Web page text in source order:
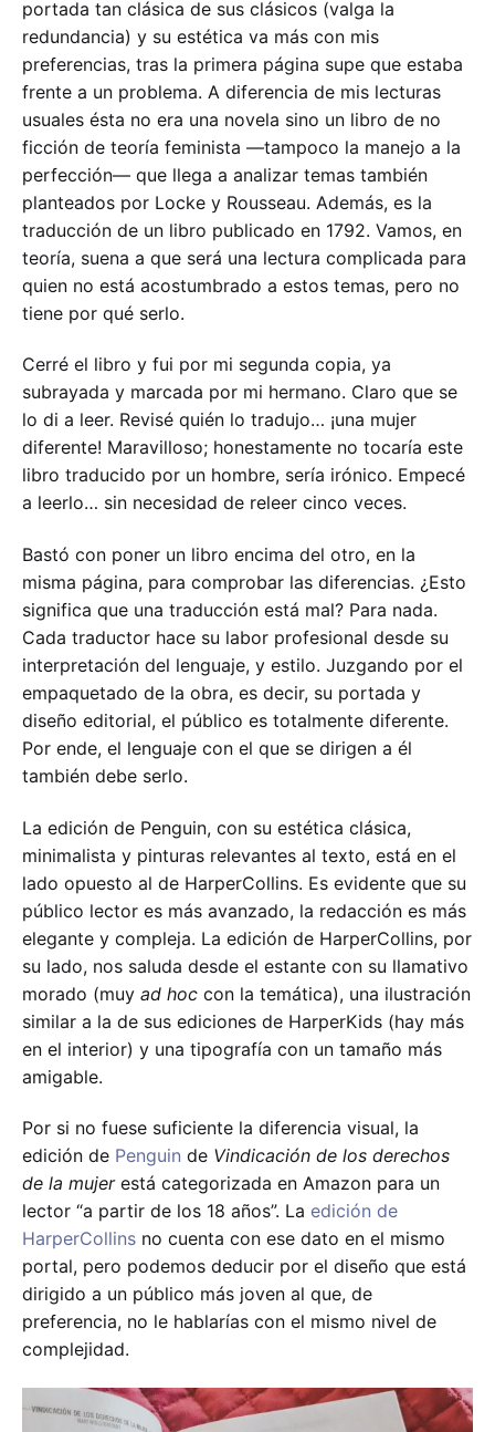
portada tan clásica de sus clásicos (valga la
redundancia) y su estética va más con mis
preferencias, tras la primera página supe que estaba
frente a un problema. A diferencia de mis lecturas
usuales ésta no era una novela sino un libro de no
ficción de teoría feminista —tampoco la manejo a la
perfección— que llega a analizar temas también
planteados por Locke y Rousseau. Además, es la
traducción de un libro publicado en 1792. Vamos, en
teoría, suena a que será una lectura complicada para
quien no está acostumbrado a estos temas, pero no
tiene por qué serlo.
Cerré el libro y fui por mi segunda copia, ya
subrayada y marcada por mi hermano. Claro que se
lo di a leer. Revisé quién lo tradujo… ¡una mujer
diferente! Maravilloso; honestamente no tocaría este
libro traducido por un hombre, sería irónico. Empecé
a leerlo… sin necesidad de releer cinco veces.
Bastó con poner un libro encima del otro, en la
misma página, para comprobar las diferencias. ¿Esto
significa que una traducción está mal? Para nada.
Cada traductor hace su labor profesional desde su
interpretación del lenguaje, y estilo. Juzgando por el
empaquetado de la obra, es decir, su portada y
diseño editorial, el público es totalmente diferente.
Por ende, el lenguaje con el que se dirigen a él
también debe serlo.
La edición de Penguin, con su estética clásica,
minimalista y pinturas relevantes al texto, está en el
lado opuesto al de HarperCollins. Es evidente que su
público lector es más avanzado, la redacción es más
elegante y compleja. La edición de HarperCollins, por
su lado, nos saluda desde el estante con su llamativo
morado (muy ad hoc con la temática), una ilustración
similar a la de sus ediciones de HarperKids (hay más
en el interior) y una tipografía con un tamaño más
amigable.
Por si no fuese suficiente la diferencia visual, la
edición de Penguin de Vindicación de los derechos
de la mujerestá categorizada en Amazon para un
lector “a partir de los 18 años”. La edición de
HarperCollins no cuenta con ese dato en el mismo
portal, pero podemos deducir por el diseño que está
dirigido a un público más joven al que, de
preferencia, no le hablarías con el mismo nivel de
complejidad.